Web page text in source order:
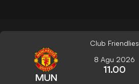
Club Friendlies
MUN
8 Agu 2026
11.00